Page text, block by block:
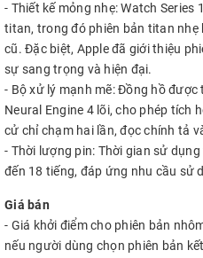
- Thiết kế mỏng nhẹ: Watch Series
titan, trong đó phiên bản titan nhẹ
cũ. Đặc biệt, Apple đã giới thiệu
sự sang trọng và hiện đại.
- Bộ xử lý mạnh mẽ: Đồng hồ được
Neural Engine 4 lõi, cho phép tích
cử chỉ chạm hai lần, đọc chính tả
- Thời lượng pin: Thời gian sử
đến 18 tiếng, đáp ứng nhu cầu sử
Giá bán
- Giá khởi điểm cho phiên bản
nếu người dùng chọn phiên bản